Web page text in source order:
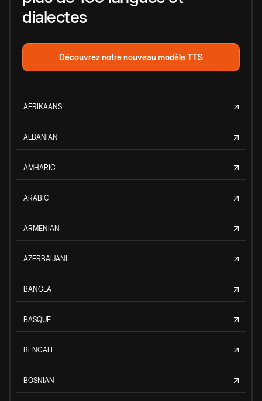
dialectes
Découvrez notre nouveau modèle TTS
AFRIKAANS
ALBANIAN
AMHARIC
ARABIC
ARMENIAN
AZERBAIJANI
BANGLA
BASQUE
BENGALI
BOSNIAN